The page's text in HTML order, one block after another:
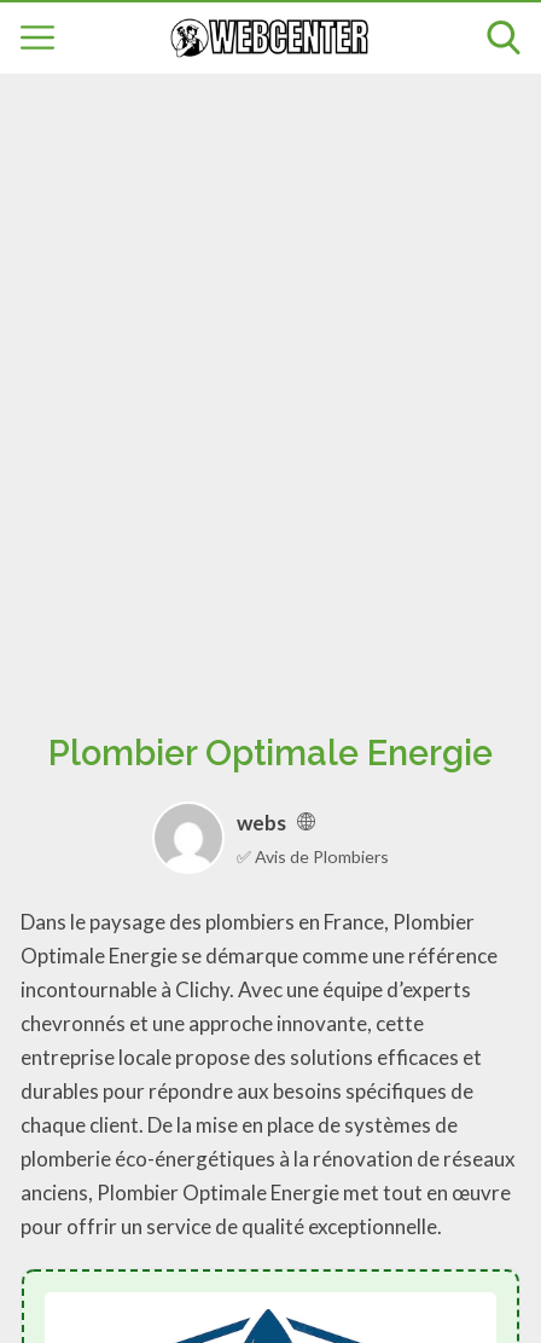
Plombier Optimale Energie
webs
✅ Avis de Plombiers
Dans le paysage des plombiers en France, Plombier
Optimale Energie se démarque comme une référence
incontournable à Clichy. Avec une équipe d’experts
chevronnés et une approche innovante, cette
entreprise locale propose des solutions efficaces et
durables pour répondre aux besoins spécifiques de
chaque client. De la mise en place de systèmes de
plomberie éco-énergétiques à la rénovation de réseaux
anciens, Plombier Optimale Energie met tout en œuvre
pour offrir un service de qualité exceptionnelle.